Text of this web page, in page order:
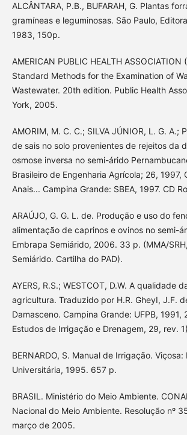
ALCÂNTARA, P.B., BUFARAH, G. Plantas
gramíneas e leguminosas. São Paulo,
1983, 150p.
AMERICAN PUBLIC HEALTH ASSOCIATION
Standard Methods for the Examination of
Wastewater. 20th edition. Public Health
York, 2005.
AMORIM, M. C. C.; SILVA JÚNIOR, L. G. A.;
de sais no solo provenientes de rejeitos da
osmose inversa no semi-árido
Brasileiro de Engenharia Agrícola; 26, 1997,
Anais... Campina Grande: SBEA, 1997. CD
ARAÚJO, G. G. L. de. Produção e uso do
alimentação de caprinos e ovinos no semi-
Embrapa Semiárido, 2006. 33 p. (MMA/
Semiárido. Cartilha do PAD).
AYERS, R.S.; WESTCOT, D.W. A qualidade
agricultura. Traduzido por H.R. GheyI, J.F.
Damasceno. Campina Grande: UFPB, 1991,
Estudos de Irrigação e Drenagem, 29, rev.
BERNARDO, S. Manual de Irrigação. Viçosa:
Universitária, 1995. 657 p.
BRASIL. Ministério do Meio Ambiente.
Nacional do Meio Ambiente. Resolução nº
março de 2005.